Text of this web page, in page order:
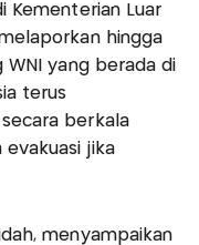
Kementerian Luar
hingga
WNI yang berada di
terus
berkala
evakuasi jika
menyampaikan